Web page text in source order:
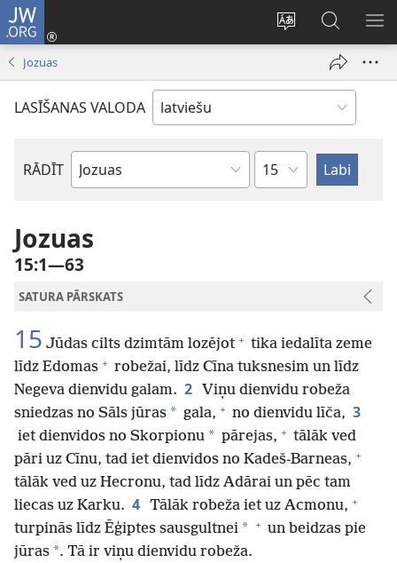
JW.ORG
Mainīt
valodu
Pieteikties
(opens
Meklēt
vietnē
JW.ORG
Jozuas
LASĪŠANAS VALODA
RĀDĪT
Pēc
Pēc
nodaļām
Jozuas
15:1—63
SATURA PĀRSKATS
15 Jūdas cilts dzimtām lozējot + tika iedalīta zeme
līdz Edomas + robežai, līdz Cīna tuksnesim un līdz
Negeva dienvidu galam. 2
Viņu dienvidu robeža
sniedzas no Sāls jūras * gala, + no dienvidu līča, 3
iet dienvidos no Skorpionu * pārejas, + tālāk ved
pāri uz Cīnu, tad iet dienvidos no Kadeš-Barneas, +
tālāk ved uz Hecronu, tad līdz Adārai un pēc tam
liecas uz Karku. 4 Tālāk robeža iet uz Acmonu, +
turpinās līdz Ēģiptes sausgultnei * + un beidzas pie
jūras *. Tā ir viņu dienvidu robeža.